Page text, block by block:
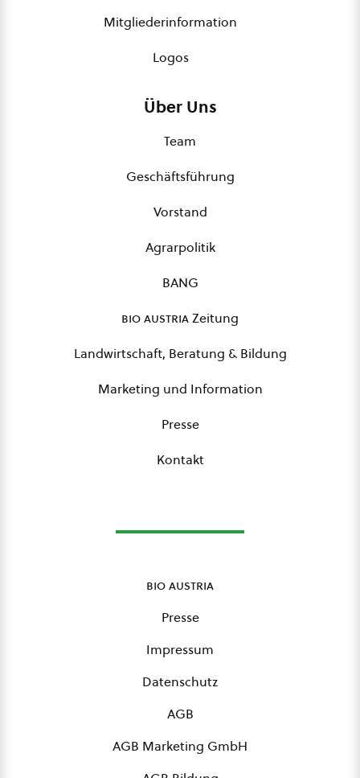
Mitgliederinformation
Logos
Über Uns
Team
Geschäftsführung
Vorstand
Agrarpolitik
BANG
bio austriaZeitung
Landwirtschaft, Beratung & Bildung
Marketing und Information
Presse
Kontakt
bio austria
Presse
Impressum
Datenschutz
AGB
AGB Marketing GmbH